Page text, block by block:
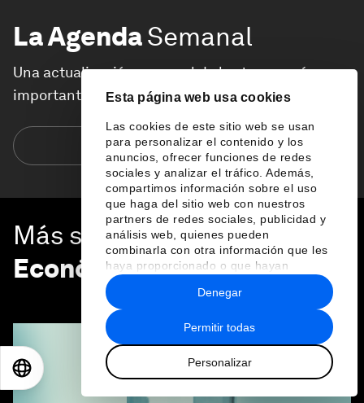
Esta página web usa cookies
Las cookies de este sitio web se usan
para personalizar el contenido y los
anuncios, ofrecer funciones de redes
sociales y analizar el tráfico. Además,
compartimos información sobre el uso
que haga del sitio web con nuestros
partners de redes sociales, publicidad y
análisis web, quienes pueden
combinarla con otra información que les
haya proporcionado o que hayan
recopilado a partir del uso que haya
hecho de sus servicios.
Permitir todas
Personalizar
Denegar
La AgendaSemanal
Una actualización semanal de los temas más
importantes de la agenda global
Suscríbete hoy
Más sobreCrecimiento
Económico
VER TODO